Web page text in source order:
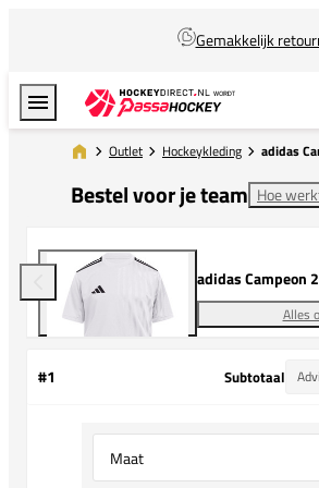
Gemakkelijk
Outlet Hockeykleding adidas
Bestel voor je team Hoe
adidas Campeon
Alles
#1 Subtotaal